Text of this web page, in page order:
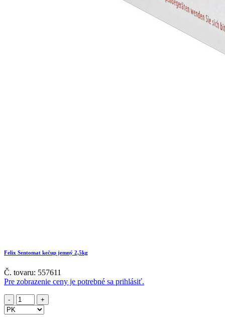
Felix Sentomat kečup jemný 2,5kg
Č. tovaru: 557611
Pre zobrazenie ceny je potrebné sa prihlásiť.